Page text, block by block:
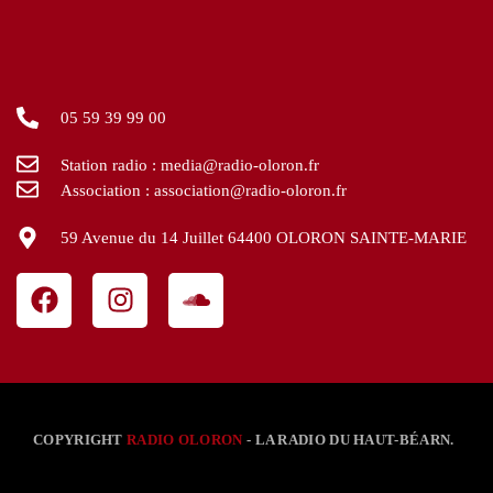
05 59 39 99 00
Station radio : media@radio-oloron.fr
Association : association@radio-oloron.fr
59 Avenue du 14 Juillet 64400 OLORON SAINTE-MARIE
COPYRIGHTRADIO OLORON - LA RADIO DU HAUT-BÉARN.